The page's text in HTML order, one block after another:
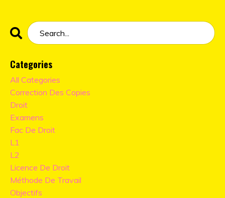
Categories
All Categories
Correction Des Copies
Droit
Examens
Fac De Droit
L1
L2
Licence De Droit
Méthode De Travail
Objectifs